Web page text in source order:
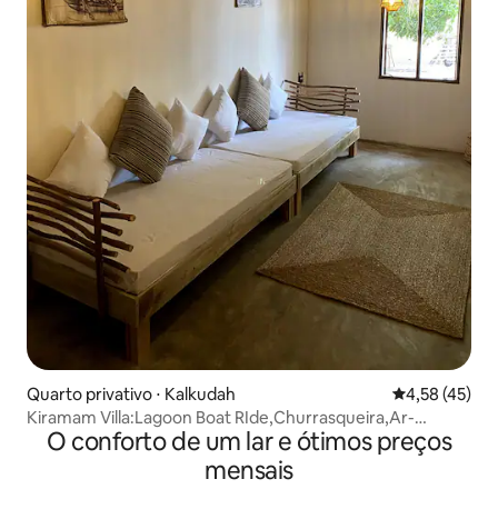
Quarto privativo ⋅ Kalkudah 4,58 de uma
4,58 (45)
Kiramam Villa:Lagoon Boat RIde,Churrasqueira,Ar-
condicionado,WI-FI
O conforto de um lar e ótimos preços
mensais